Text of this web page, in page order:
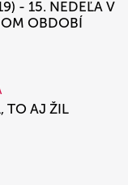
- 15. NEDEĽA V
OBDOBÍ
TO AJ ŽIL